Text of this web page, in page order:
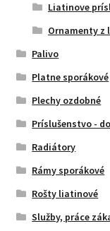
Liatinove
Ornamenty z
Palivo
Platne sporákové
Plechy ozdobné
Príslušenstvo -
Radiátory
Rámy sporákové
Rošty liatinové
Služby, práce